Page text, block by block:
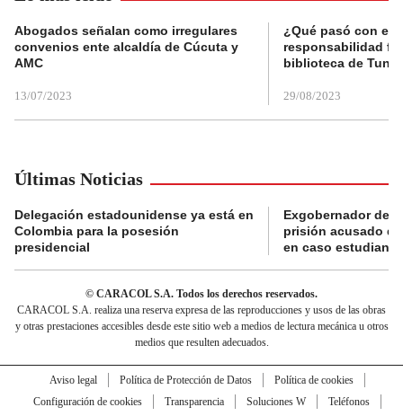
Abogados señalan como irregulares
convenios ente alcaldía de Cúcuta y
AMC
13/07/2023
¿Qué pasó con el
responsabilidad
biblioteca de
29/08/2023
Últimas Noticias
Delegación estadounidense ya está en
Colombia para la posesión
presidencial
Exgobernador de
prisión acusado
en caso
© CARACOL S.A. Todos los derechos reservados.
CARACOL S.A. realiza una reserva expresa de las reproducciones y usos de las obras
y otras prestaciones accesibles desde este sitio web a medios de lectura mecánica u otros
medios que resulten adecuados.
Aviso legal Política de Protección de Datos
Política de cookies
Configuración de cookies
Transparencia Soluciones W
Teléfonos